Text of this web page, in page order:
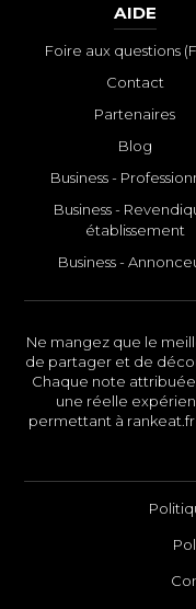
AIDE
Foire aux questions
Contact
Partenaires
Blog
Business -
Business -
établissement
Business -
Ne mangez que le
de partager et de
Chaque note attribuée
une réelle
permettant à